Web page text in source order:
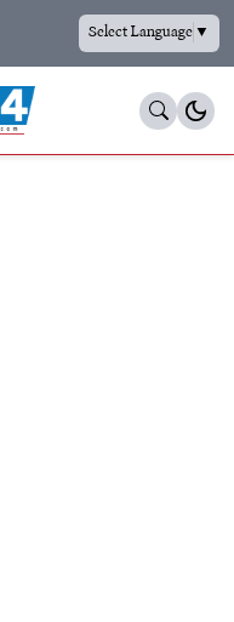
Select Language▼